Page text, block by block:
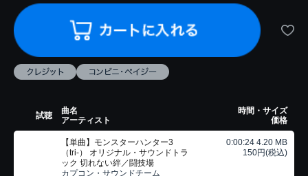
試聴
曲名
アーティスト
時間・サイズ
価格
【単曲】モンスターハンター3
（tri-） オリジナル・サウンドトラ
ック 切れない絆／闘技場
カプコン・サウンドチーム
0:00:24 4.20 MB
150円(税込)